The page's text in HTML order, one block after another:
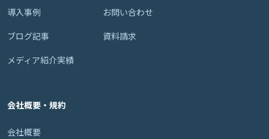
導入事例
ブログ記事
メディア紹介実績
お問い合わせ
資料請求
会社概要・規約
会社概要